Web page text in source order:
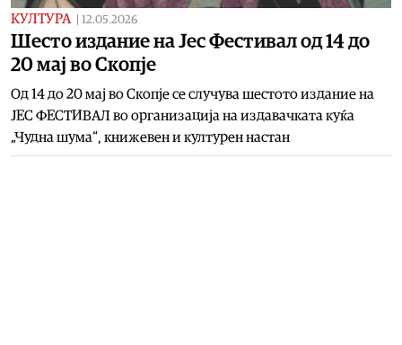
КУЛТУРА 12.05.2026
Шесто издание на Јес Фестивал од 14 до
20 мај во Скопје
Од 14 до 20 мај во Скопје се случува шестото издание на
ЈЕС ФЕСТИВАЛ во организација на издавачката куќа
„Чудна шума“, книжевен и културен настан